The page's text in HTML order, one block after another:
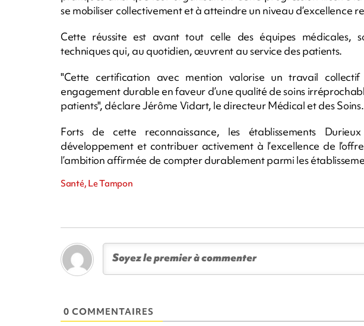
se mobiliser collectivement et à atteindre un niveau d’excellence
Cette réussite est avant tout celle des équipes médicales,
techniques qui, au quotidien, œuvrent au service des patients.
"Cette certification avec mention valorise un travail
engagement durable en faveur d’une qualité de soins
patients", déclare Jérôme Vidart, le directeur Médical et des Soins.
Forts de cette reconnaissance, les établissements
développement et contribuer activement à l’excellence de
l’ambition affirmée de compter durablement parmi les
Santé, Le Tampon
0 COMMENTAIRES